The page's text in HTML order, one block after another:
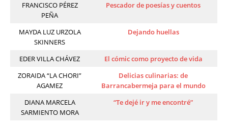
FRANCISCO PÉREZ
PEÑA
Pescador de poesías y cuentos
MAYDA LUZ URZOLA
SKINNERS
Dejando huellas
EDER VILLA CHÁVEZ
El cómic como proyecto de vida
ZORAIDA “LA CHORI”
AGAMEZ
Delicias culinarias: de
Barrancabermeja para el mundo
DIANA MARCELA
SARMIENTO MORA
“Te dejé ir y me encontré”